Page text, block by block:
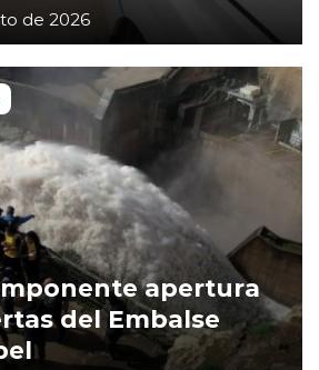
de 2026
apertura
del Embalse